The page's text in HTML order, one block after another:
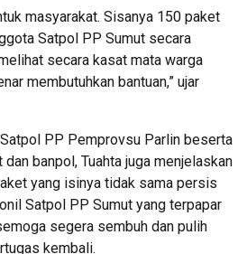
masyarakat. Sisanya 150 paket
Satpol PP Sumut secara
secara kasat mata warga
membutuhkan bantuan,” ujar
PP Pemprovsu Parlin beserta
banpol, Tuahta juga menjelaskan
yang isinya tidak sama persis
Satpol PP Sumut yang terpapar
segera sembuh dan pulih
kembali.